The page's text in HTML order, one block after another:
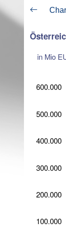
in Mio
100.000
200.000
300.000
400.000
500.000
600.000